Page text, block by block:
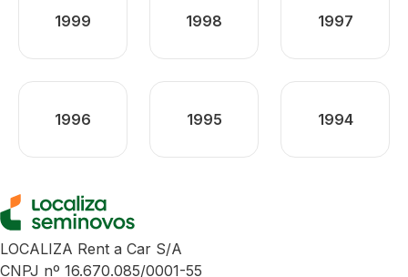
1999 1998 1997
1996 1995 1994
LOCALIZA Rent a Car S/A
CNPJ nº 16.670.085/0001-55